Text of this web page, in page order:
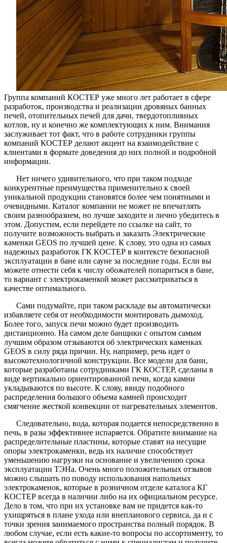
Группа компаний КОСТЕР уже много лет работает в сфере
разработок, производства и реализации дровяных банных
печей, отопительных печей для дачи, твердотопливных
котлов, ну и конечно же комплектующих к ним. Внимания
заслуживает тот факт, что в работе сотрудники группы
компаний КОСТЕР делают акцент на взаимодействие с
клиентами в формате доведения до них полной и подробной
информации.
Нет ничего удивительного, что при таком подходе
конкурентные преимущества применительно к своей
уникальной продукции становятся более чем понятными и
очевидными. Каталог компании не может не впечатлять
своим разнообразием, но лучше заходите и лично убедитесь в
этом. Допустим, если перейдете по ссылке на сайт, то
получите возможность выбрать и заказать Электрические
каменки GEOS по лучшей цене. К слову, это одна из самых
надежных разработок ГК КОСТЕР в контексте безопасной
эксплуатации в бане или сауне за последние годы. Если вы
можете отнести себя к числу обожателей попариться в бане,
то вариант с электрокаменкой может рассматриваться в
качестве оптимального.
Сами подумайте, при таком раскладе вы автоматически
избавляете себя от необходимости монтировать дымоход.
Более того, запуск печи можно будет производить
дистанционно. На самом деле банщики с опытом самым
лучшим образом отзываются об электрических каменках
GEOS в силу ряда причин. Ну, например, речь идет о
высокотехнологичной конструкции. Все модели для бани,
которые разработаны сотрудниками ГК КОСТЕР, сделаны в
виде вертикально ориентированной печи, когда камни
укладываются по высоте. К слову, ввиду подобного
распределения большого объема камней происходит
смягчение жесткой конвекции от нагревательных элементов.
Следовательно, вода, которая подается непосредственно в
печь, в разы эффективнее испаряется. Обратите внимание на
распределительные пластины, которые ставят на несущие
опоры электрокаменки, ведь их наличие способствует
уменьшению нагрузки на основание и увеличению срока
эксплуатации ТЭНа. Очень много положительных отзывов
можно слышать по поводу использования напольных
электрокаменок, которые в розничном отделе каталога КГ
КОСТЕР всегда в наличии либо на их официальном ресурсе.
Дело в том, что при их установке вам не придется как-то
ухищряться в плане ухода или внепланового сервиса, да и с
точки зрения занимаемого пространства полный порядок. В
любом случае, если есть какие-то вопросы по ассортименту, то